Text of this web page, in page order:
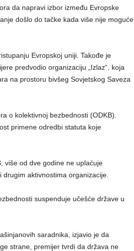
da napravi izbor između Evropske
došlo do tačke kada više nije moguće
Evropskoj uniji. Takođe je
predvodio organizaciju „Izlaz“, koja
na prostoru bivšeg Sovjetskog Saveza
o kolektivnoj bezbednosti (ODKB).
primene odredbi statuta koje
više od dve godine ne uplaćuje
aktivnostima organizacije.
suspenduje učešće države u
saradnika, izjavio je da
strane, premijer tvrdi da država ne